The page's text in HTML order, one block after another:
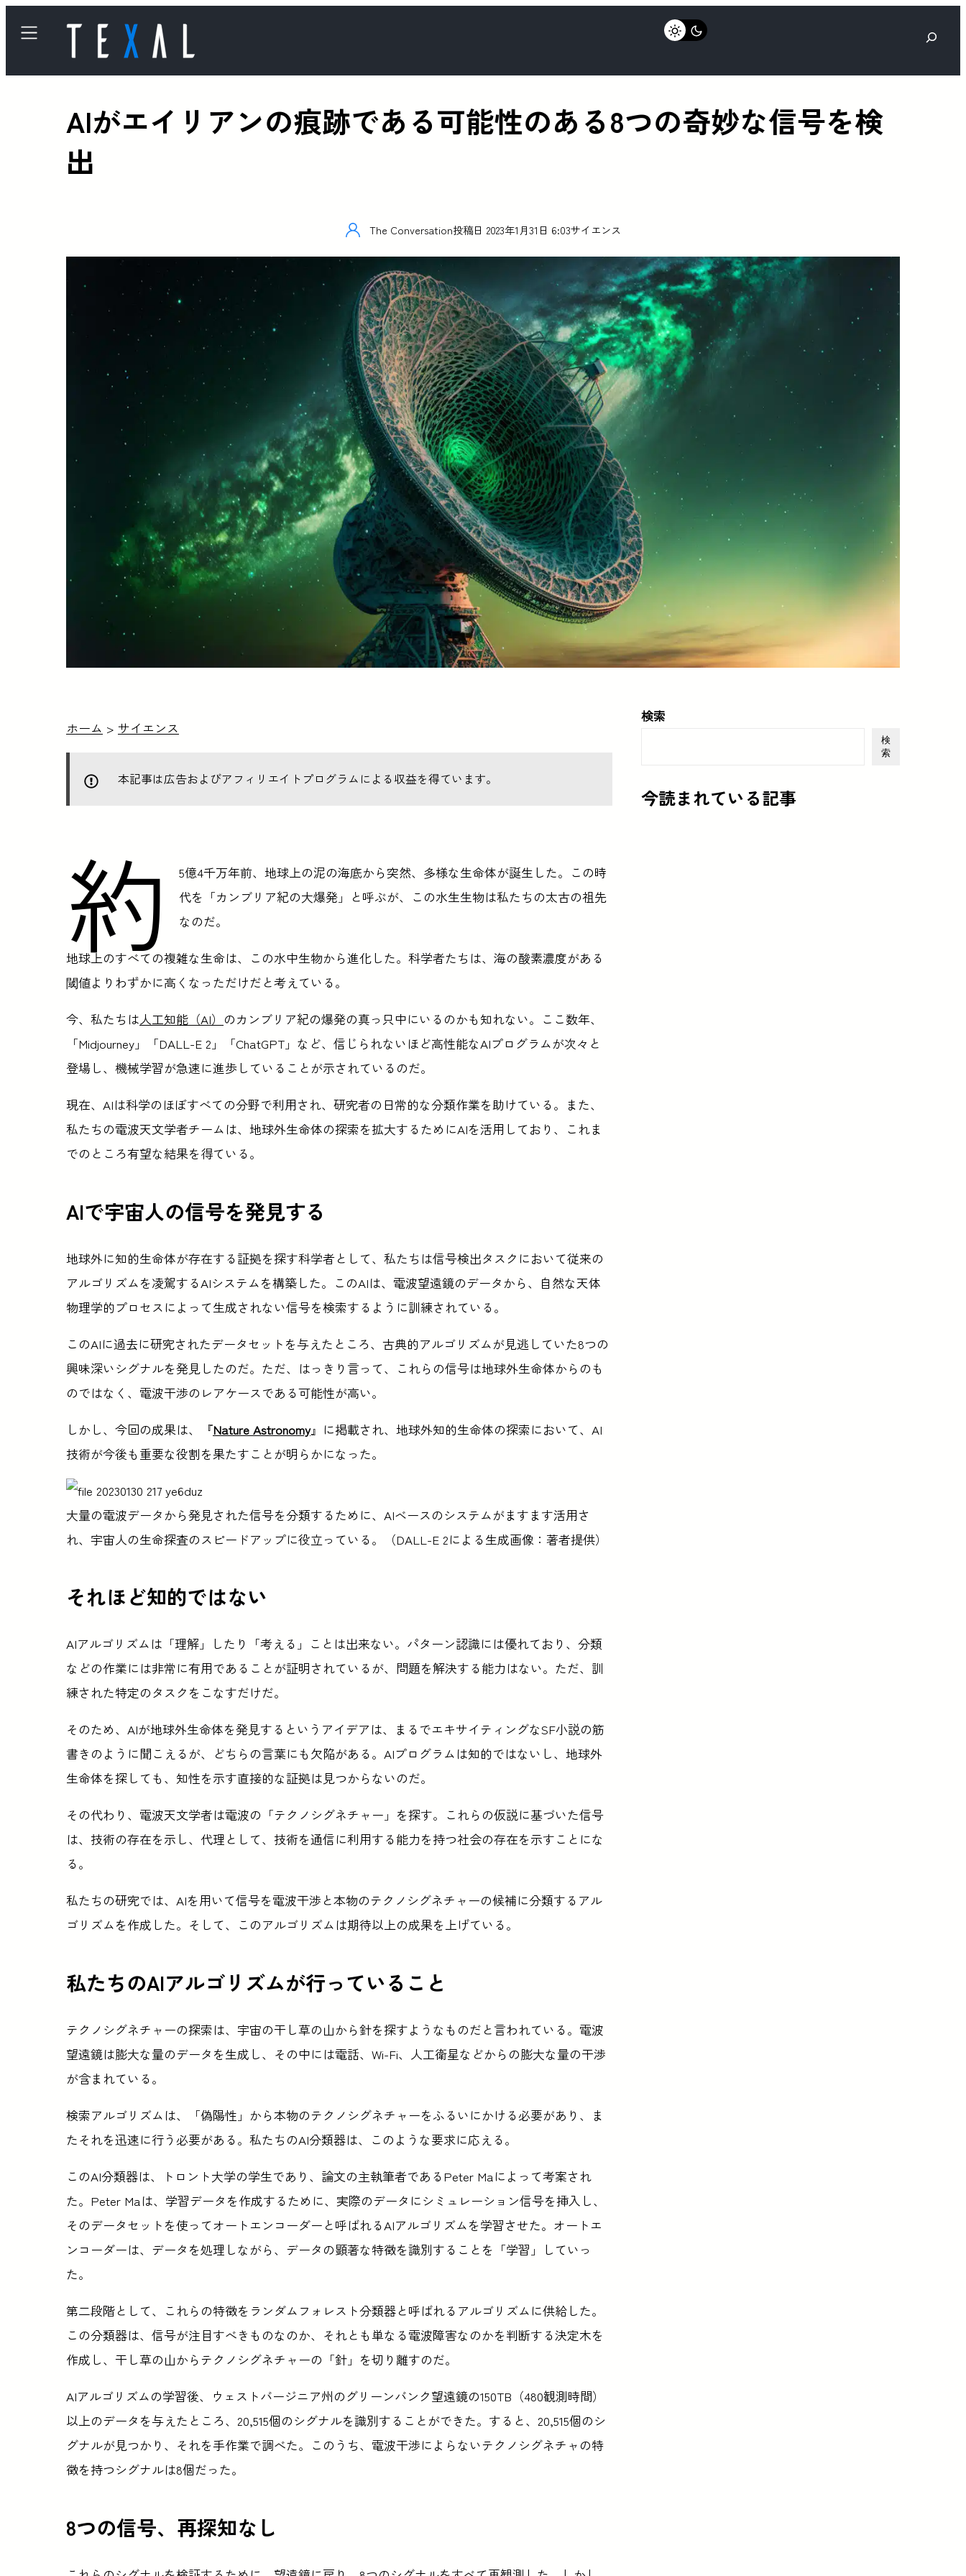
検
AIがエイリアンの痕跡である可能性のある8つの奇妙な信号を検
出
The Conversation投稿日 2023年1月31日 6:03サイエンス
ホーム > サイエンス
本記事は広告およびアフィリエイトプログラムによる収益を得ています。
約
5億4千万年前、地球上の泥の海底から突然、多様な生命体が誕生した。この時
代を「カンブリア紀の大爆発」と呼ぶが、この水生生物は私たちの太古の祖先
なのだ。
地球上のすべての複雑な生命は、この水中生物から進化した。科学者たちは、海の酸素濃度がある
閾値よりわずかに高くなっただけだと考えている。
今、私たちは人工知能（AI） のカンブリア紀の爆発の真っ只中にいるのかも知れない。ここ数年、
「Midjourney」「DALL-E 2」「ChatGPT」など、信じられないほど高性能なAIプログラムが次々と
登場し、機械学習が急速に進歩していることが示されているのだ。
現在、AIは科学のほぼすべての分野で利用され、研究者の日常的な分類作業を助けている。また、
私たちの電波天文学者チームは、地球外生命体の探索を拡大するためにAIを活用しており、これま
でのところ有望な結果を得ている。
AIで宇宙人の信号を発見する
地球外に知的生命体が存在する証拠を探す科学者として、私たちは信号検出タスクにおいて従来の
アルゴリズムを凌駕するAIシステムを構築した。このAIは、電波望遠鏡のデータから、自然な天体
物理学的プロセスによって生成されない信号を検索するように訓練されている。
このAIに過去に研究されたデータセットを与えたところ、古典的アルゴリズムが見逃していた8つの
興味深いシグナルを発見したのだ。ただ、はっきり言って、これらの信号は地球外生命体からのも
のではなく、電波干渉のレアケースである可能性が高い。
しかし、今回の成果は、『Nature Astronomy』に掲載され、地球外知的生命体の探索において、AI
技術が今後も重要な役割を果たすことが明らかになった。
大量の電波データから発見された信号を分類するために、AIベースのシステムがますます活用さ
れ、宇宙人の生命探査のスピードアップに役立っている。（DALL-E 2による生成画像：著者提供）
それほど知的ではない
AIアルゴリズムは「理解」したり「考える」ことは出来ない。パターン認識には優れており、分類
などの作業には非常に有用であることが証明されているが、問題を解決する能力はない。ただ、訓
練された特定のタスクをこなすだけだ。
そのため、AIが地球外生命体を発見するというアイデアは、まるでエキサイティングなSF小説の筋
書きのように聞こえるが、どちらの言葉にも欠陥がある。AIプログラムは知的ではないし、地球外
生命体を探しても、知性を示す直接的な証拠は見つからないのだ。
その代わり、電波天文学者は電波の「テクノシグネチャー」を探す。これらの仮説に基づいた信号
は、技術の存在を示し、代理として、技術を通信に利用する能力を持つ社会の存在を示すことにな
る。
私たちの研究では、AIを用いて信号を電波干渉と本物のテクノシグネチャーの候補に分類するアル
ゴリズムを作成した。そして、このアルゴリズムは期待以上の成果を上げている。
私たちのAIアルゴリズムが行っていること
テクノシグネチャーの探索は、宇宙の干し草の山から針を探すようなものだと言われている。電波
望遠鏡は膨大な量のデータを生成し、その中には電話、Wi-Fi、人工衛星などからの膨大な量の干渉
が含まれている。
検索アルゴリズムは、「偽陽性」から本物のテクノシグネチャーをふるいにかける必要があり、ま
たそれを迅速に行う必要がある。私たちのAI分類器は、このような要求に応える。
このAI分類器は、トロント大学の学生であり、論文の主執筆者であるPeter Maによって考案され
た。Peter Maは、学習データを作成するために、実際のデータにシミュレーション信号を挿入し、
そのデータセットを使ってオートエンコーダーと呼ばれるAIアルゴリズムを学習させた。オートエ
ンコーダーは、データを処理しながら、データの顕著な特徴を識別することを「学習」していっ
た。
第二段階として、これらの特徴をランダムフォレスト分類器と呼ばれるアルゴリズムに供給した。
この分類器は、信号が注目すべきものなのか、それとも単なる電波障害なのかを判断する決定木を
作成し、干し草の山からテクノシグネチャーの「針」を切り離すのだ。
AIアルゴリズムの学習後、ウェストバージニア州のグリーンバンク望遠鏡の150TB（480観測時間）
以上のデータを与えたところ、20,515個のシグナルを識別することができた。すると、20,515個のシ
グナルが見つかり、それを手作業で調べた。このうち、電波干渉によらないテクノシグネチャの特
徴を持つシグナルは8個だった。
8つの信号、再探知なし
検索
検
索
今読まれている記事